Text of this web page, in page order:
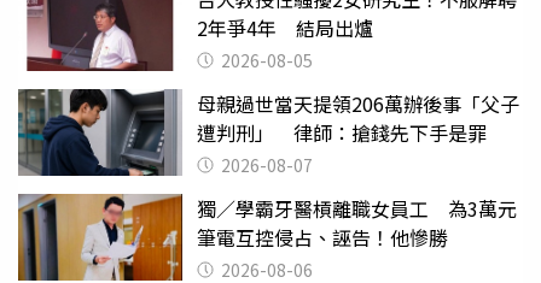
2年爭4年 結局出爐
2026-08-05
母親過世當天提領206萬辦後事「父子
遭判刑」 律師：搶錢先下手是罪
2026-08-07
獨／學霸牙醫槓離職女員工 為3萬元
筆電互控侵占、誣告！他慘勝
2026-08-06